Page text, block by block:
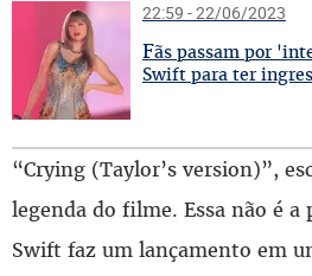
22:59 - 22/06/2023
Fãs passam por
Swift para ter
“Crying (Taylor’s version)”,
legenda do filme. Essa não é a
Swift faz um lançamento em